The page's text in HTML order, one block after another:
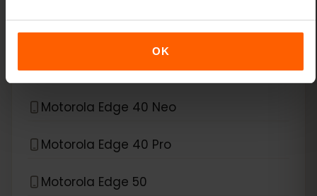
OK
Xiaomi Redmi Note 13 Pro Plus
eSIM互換デバイスMotorola
Motorola Edge 40 Neo
Motorola Edge 40 Pro
Motorola Edge 50